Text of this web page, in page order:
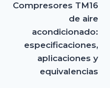
Compresores TM16
de aire
acondicionado:
especificaciones,
aplicaciones y
equivalencias